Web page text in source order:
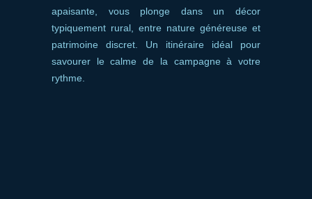
apaisante, vous plonge dans un décor
typiquement rural, entre nature généreuse et
patrimoine discret. Un itinéraire idéal pour
savourer le calme de la campagne à votre
rythme.